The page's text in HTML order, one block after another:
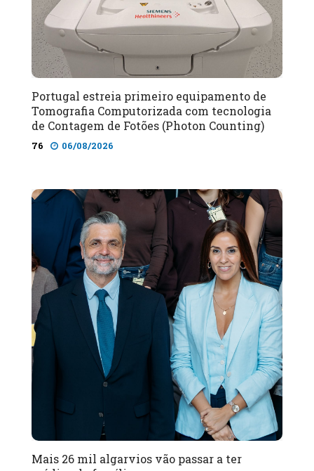
Portugal estreia primeiro equipamento de
Tomografia Computorizada com tecnologia
de Contagem de Fotões (Photon Counting)
76 06/08/2026
Mais 26 mil algarvios vão passar a ter